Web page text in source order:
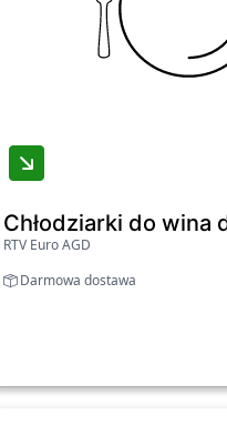
Chłodziarki do wina
RTV Euro AGD
Darmowa dostawa